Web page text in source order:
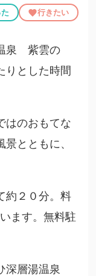
行きたい
泉 紫雲の
りとした時間
はのおもてな
とともに、
約２０分。料
ます。無料駐
深層湯温泉